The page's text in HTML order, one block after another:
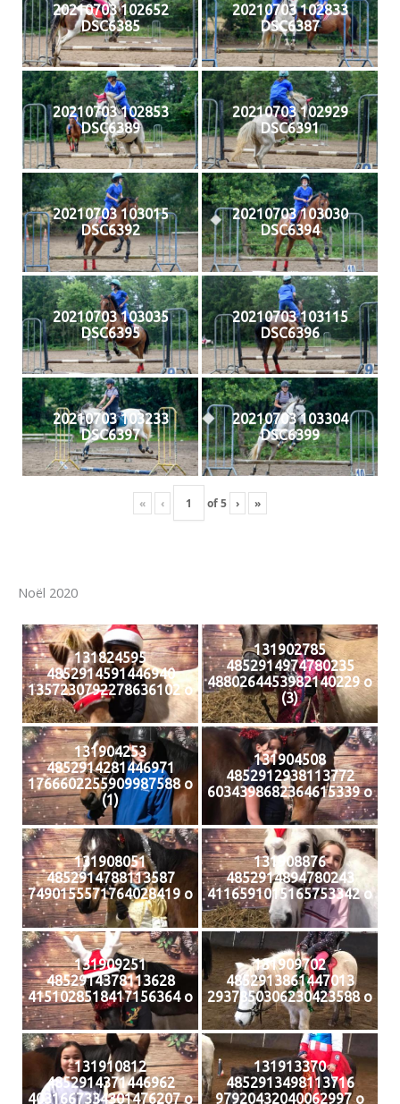
20210703 102652
DSC6385
20210703 102833
DSC6387
20210703 102853
DSC6389
20210703 102929
DSC6391
20210703 103015
DSC6392
20210703 103030
DSC6394
20210703 103035
DSC6395
20210703 103115
DSC6396
20210703 103233
DSC6397
20210703 103304
DSC6399
« ‹ of5 › »
Noël 2020
131824595
4852914591446940
1357230792278636102 o
131902785
4852914974780235
4880264453982140229 o
(3)
131904253
4852914281446971
1766602255909987588 o
(1)
131904508
4852912938113772
6034398682364615339 o
131908051
4852914788113587
7490155571764028419 o
131908876
4852914894780243
4116591015165753342 o
131909251
4852914378113628
4151028518417156364 o
131909702
4852913861447013
2937850306230423588 o
131910812
4852914371446962
4031667334301476207 o
131913370
4852913498113716
97920432040062997 o